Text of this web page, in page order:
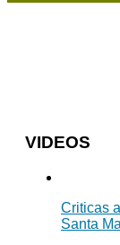
VIDEOS
Criticas
Santa